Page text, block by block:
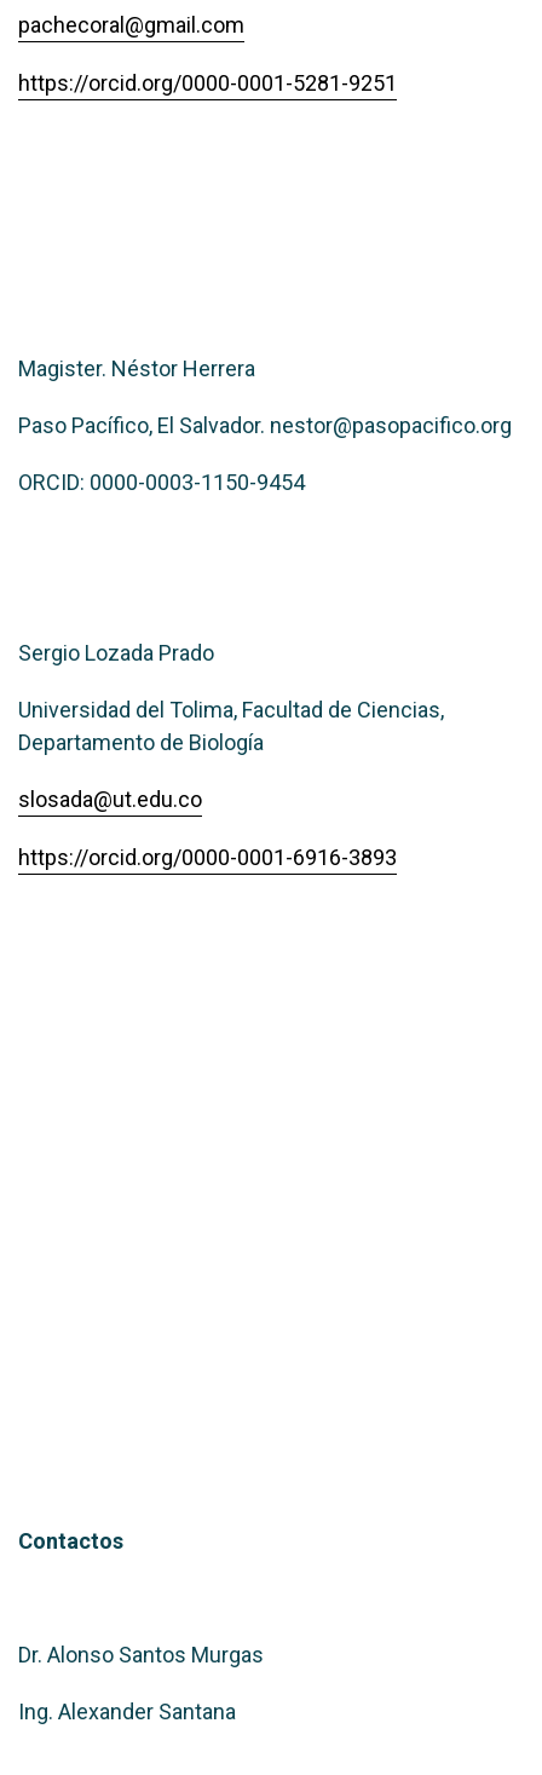
pachecoral@gmail.com
https://orcid.org/0000-0001-5281-9251
Magister. Néstor Herrera
Paso Pacífico, El Salvador. nestor@pasopacifico.org
ORCID: 0000-0003-1150-9454
Sergio Lozada Prado
Universidad del Tolima, Facultad de Ciencias,
Departamento de Biología
slosada@ut.edu.co
https://orcid.org/0000-0001-6916-3893
Contactos
Dr. Alonso Santos Murgas
Ing. Alexander Santana